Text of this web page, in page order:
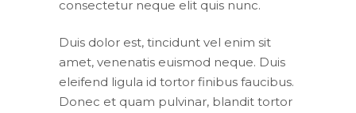
consectetur neque elit quis nunc.
Duis dolor est, tincidunt vel enim sit
amet, venenatis euismod neque. Duis
eleifend ligula id tortor finibus faucibus.
Donec et quam pulvinar, blandit tortor